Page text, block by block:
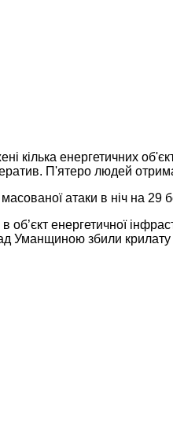
кілька енергетичних
П'ятеро людей
масованої атаки в ніч на
в об’єкт енергетичної
Уманщиною збили